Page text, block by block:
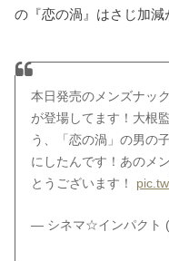
の『恋の渦』はさじ加減
本日発売のメンズナッ
が登場してます！大根
う、「恋の渦」の男の
にしたんです！あのメ
とうございます！
— シネマ☆インパクト